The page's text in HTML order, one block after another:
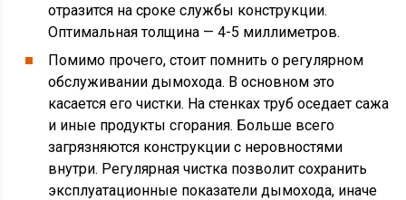
отразится на сроке службы конструкции.
Оптимальная толщина — 4-5 миллиметров.
Помимо прочего, стоит помнить о регулярном
обслуживании дымохода. В основном это
касается его чистки. На стенках труб оседает сажа
и иные продукты сгорания. Больше всего
загрязняются конструкции с неровностями
внутри. Регулярная чистка позволит сохранить
эксплуатационные показатели дымохода, иначе